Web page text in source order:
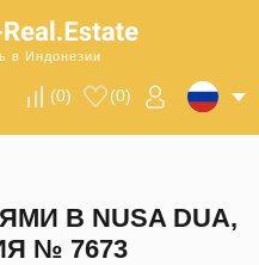
в Индонезии
(0) (0)
В NUSA DUA,
№ 7673